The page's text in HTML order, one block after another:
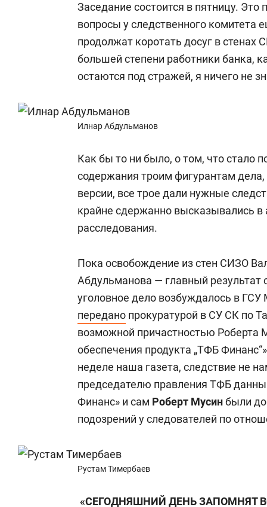
Заседание состоится в пятницу.
вопросы у следственного комитета
продолжат коротать досуг в
большей степени работники банка,
остаются под стражей, я ничего не
Илнар Абдульманов
Как бы то ни было, о том, что стало
содержания троим фигурантам дела,
версии, все трое дали нужные
крайне сдержанно высказывались в
расследования.
Пока освобождение из стен СИЗО
Абдульманова — главный
уголовное дело возбуждалось в ГСУ
передано прокуратурой в СУ СК по
возможной причастностью Роберта
обеспечения продукта „ТФБ
неделе наша газета, следствие не
председателю правления ТФБ
Финанс» и сам Роберт Мусинбыли
подозрений у следователей по
Рустам Тимербаев
«СЕГОДНЯШНИЙ ДЕНЬ ЗАПОМНЯТ